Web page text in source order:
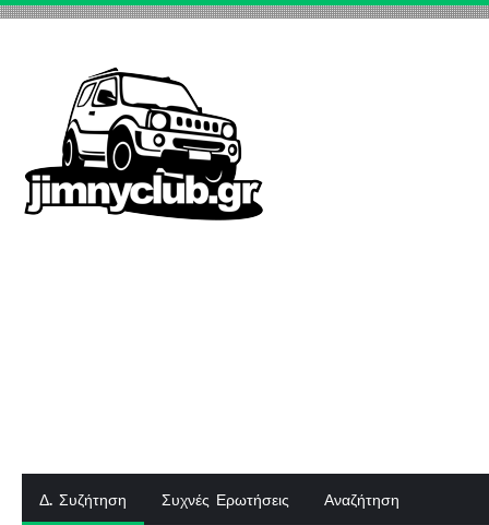
Δ. Συζήτηση Συχνές Ερωτήσεις Αναζήτηση